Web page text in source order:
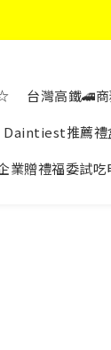
台灣高鐵🚄
Daintiest推薦禮
業贈禮福委試吃